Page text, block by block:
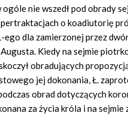
ogóle nie wszedł pod obrady
o koadiutorię
ego dla zamierzonej przez
Kiedy na sejmie
obradujących
jej dokonania, Ł.
obrad dotyczących
za życia króla i na sejmie